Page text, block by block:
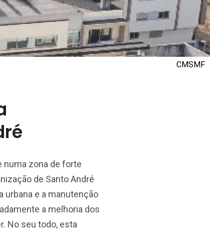
CMSMF
numa zona de forte
de Santo André
urbana e a manutenção
a melhoria dos
No seu todo, esta